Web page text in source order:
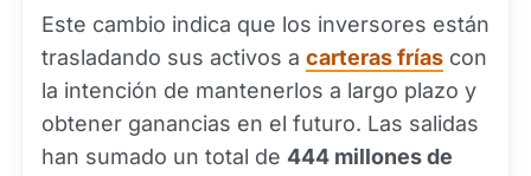
Este cambio indica que los inversores están
trasladando sus activos a carteras frías con
la intención de mantenerlos a largo plazo y
obtener ganancias en el futuro. Las salidas
han sumado un total de 444 millones de